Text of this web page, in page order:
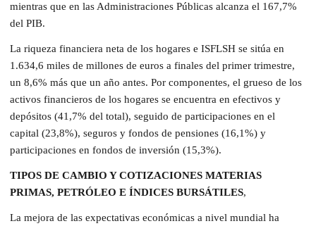
mientras que en las Administraciones Públicas alcanza el 167,7%
del PIB.
La riqueza financiera neta de los hogares e ISFLSH se sitúa en
1.634,6 miles de millones de euros a finales del primer trimestre,
un 8,6% más que un año antes. Por componentes, el grueso de los
activos financieros de los hogares se encuentra en efectivos y
depósitos (41,7% del total), seguido de participaciones en el
capital (23,8%), seguros y fondos de pensiones (16,1%) y
participaciones en fondos de inversión (15,3%).
TIPOS DE CAMBIO Y COTIZACIONES MATERIAS
PRIMAS, PETRÓLEO E ÍNDICES BURSÁTILES,
La mejora de las expectativas económicas a nivel mundial ha